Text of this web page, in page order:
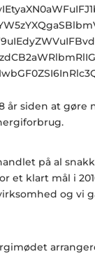
år siden at gøre
på al
et klart mål i
og vi